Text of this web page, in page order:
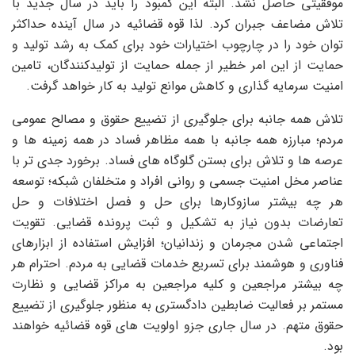
تلاش مضاعف جبران کرد. لذا قوه قضائیه در سال آینده حداکثر
توان خود را در چارچوب اختیارات خود برای کمک به رشد تولید و
حمایت از این امر خطیر از جمله حمایت از تولیدکنندگان، تامین
امنیت سرمایه گذاری و کاهش موانع تولید به کار خواهد گرفت.
تلاش همه جانبه برای جلوگیری از تضییع حقوق و مصالح عمومی
مردم؛ مبارزه همه جانبه با همه مظاهر فساد در همه زمینه ها و
عرصه ها و تلاش برای بستن گلوگاه های فساد. برخورد جدی تر با
عناصر مخل امنیت جسمی و روانی افراد و متخلفان شبکه؛ توسعه
هر چه بیشتر سازوکارها برای حل و فصل اختلافات و حل
تعارضات بدون نیاز به تشکیل و ثبت پرونده قضایی. تقویت
اجتماعی شدن مجرمان و زندانیان؛ افزایش استفاده از ابزارهای
فناوری و هوشمند برای تسریع خدمات قضایی به مردم. احترام هر
چه بیشتر مراجعین و کلیه مراجعین به مراکز قضایی و نظارت
مستمر بر فعالیت ضابطین دادگستری به منظور جلوگیری از تضییع
حقوق متهم. در سال جاری جزو اولویت های قوه قضائیه خواهند
بود.